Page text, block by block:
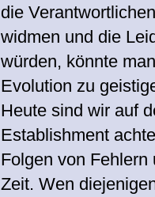
die
widmen und die
würden, könnte
Evolution zu
Heute sind wir auf
Establishment
Folgen von
Zeit. Wen